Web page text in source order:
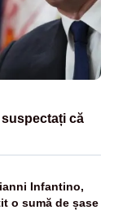
că
Infantino,
o sumă de șase